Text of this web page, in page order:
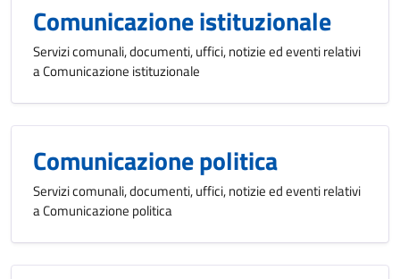
Comunicazione istituzionale
Servizi comunali, documenti, uffici, notizie ed eventi relativi
a Comunicazione istituzionale
Comunicazione politica
Servizi comunali, documenti, uffici, notizie ed eventi relativi
a Comunicazione politica